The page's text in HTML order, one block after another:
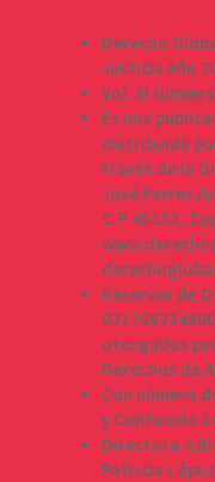
Derecho
Justicia Año
Vol. XI
Es una
distribuida
través de la
José Parres
C.P 45132,
Reservas de
otorgados
Derechos de
Con número
y Contenido
Directora-
Patricia